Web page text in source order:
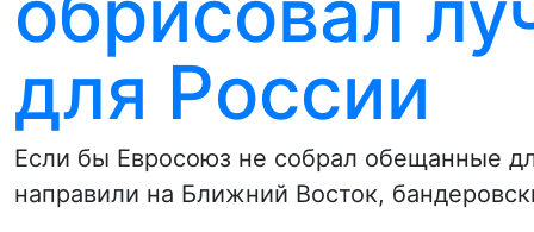
для России
Если бы Евросоюз не собрал обещанные
направили на Ближний Восток,